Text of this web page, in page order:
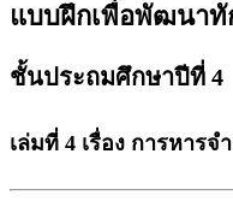
แบบฝึกเพื่อพัฒนาทั
ชั้นประถมศึกษาปีที่ 4
เล่มที่ 4 เรื่อง การหารจ